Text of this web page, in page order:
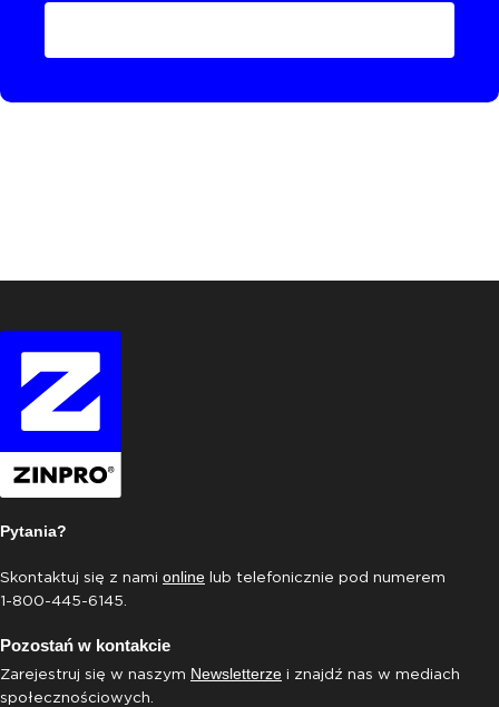
Pytania?
Skontaktuj się z nami online lub telefonicznie pod numerem
1-800-445-6145.
Pozostań w kontakcie
Zarejestruj się w naszym Newsletterze i znajdź nas w mediach
społecznościowych.